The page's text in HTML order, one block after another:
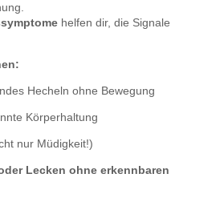
helfen dir, die Signale
Hecheln ohne Bewegung
Körperhaltung
nur Müdigkeit!)
Lecken ohne erkennbaren